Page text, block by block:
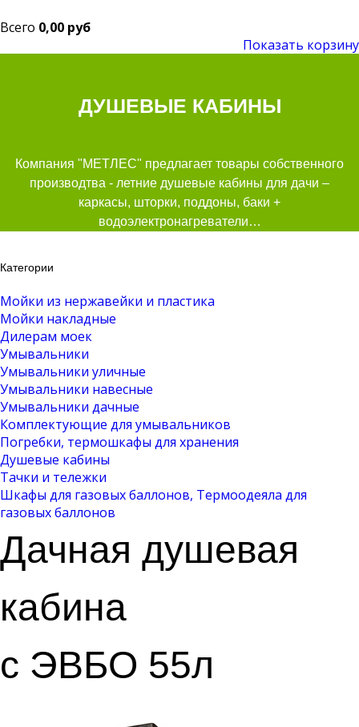
Всего 0,00 руб
Показать корзину
ДУШЕВЫЕ КАБИНЫ
Компания "МЕТЛЕС" предлагает товары собственного
производтва - летние душевые кабины для дачи –
каркасы, шторки, поддоны, баки +
водоэлектронагреватели…
Категории
Мойки из нержавейки и пластика
Мойки накладные
Дилерам моек
Умывальники
Умывальники уличные
Умывальники навесные
Умывальники дачные
Комплектующие для умывальников
Погребки, термошкафы для хранения
Душевые кабины
Тачки и тележки
Шкафы для газовых баллонов, Термоодеяла для
газовых баллонов
Дачная душевая
кабина
с ЭВБО 55л